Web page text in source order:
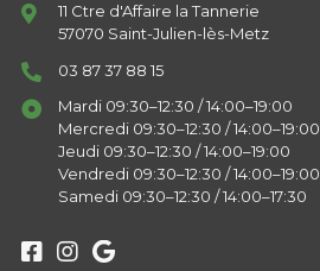
11 Ctre d'Affaire la Tannerie
57070 Saint-Julien-lès-Metz
03 87 37 88 15
Mardi 09:30–12:30 / 14:00–19:00
Mercredi 09:30–12:30 / 14:00–19:00
Jeudi 09:30–12:30 / 14:00–19:00
Vendredi 09:30–12:30 / 14:00–19:00
Samedi 09:30–12:30 / 14:00–17:30